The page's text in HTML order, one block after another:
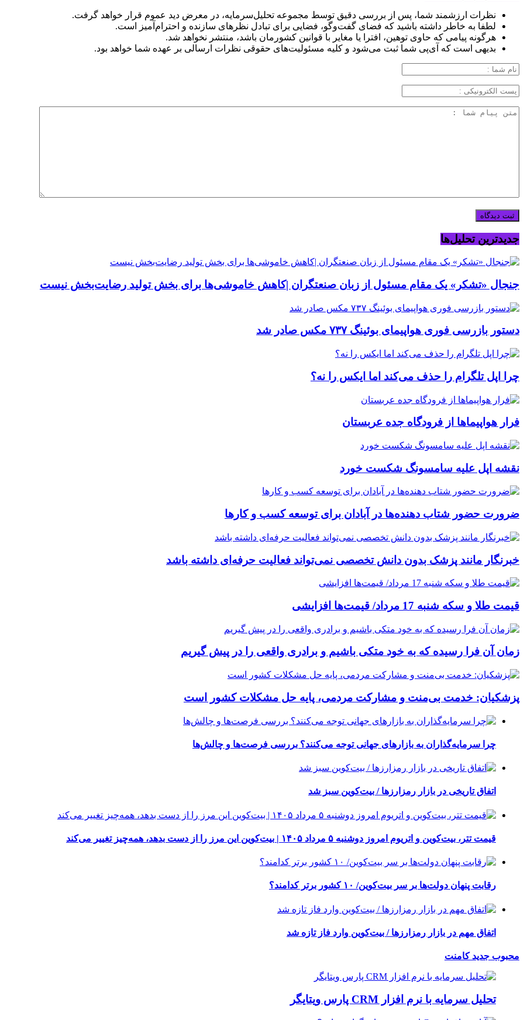
نظرات ارزشمند شما، پس از بررسی دقیق توسط مجموعه تحلیل‌سرمایه، در معرض دید عموم قرار خواهد گرفت.
لطفا به خاطر داشته باشید که فضای گفت‌وگو، فضایی برای تبادل نظرهای سازنده و احترام‌آمیز است.
هرگونه پیامی که حاوی توهین، افترا یا مغایر با قوانین کشورمان باشد، منتشر نخواهد شد.
بدیهی است که آی‌پی شما ثبت می‌شود و کلیه مسئولیت‌های حقوقی نظرات ارسالی بر عهده شما خواهد بود.
جدیدترین تحلیل‌ها
جنجال «تشکر» یک مقام مسئول از زبان صنعتگران |کاهش خاموشی‌ها برای بخش تولید رضایت‌بخش نیست
دستور بازرسی فوری هواپیمای بوئینگ ۷۳۷ مکس صادر شد
چرا اپل تلگرام را حذف می‌کند اما ایکس را نه؟
فرار هواپیماها از فرودگاه جده عربستان
نقشه اپل علیه سامسونگ شکست خورد
ضرورت حضور شتاب ‌دهنده‌ها در آبادان برای توسعه کسب‌ و کارها
خبرنگار مانند پزشک بدون دانش تخصصی نمی‌تواند فعالیت حرفه‌ای داشته باشد
قیمت طلا و سکه شنبه 17 مرداد/ قیمت‌ها افزایشی
زمان آن فرا رسیده که به خود متکی باشیم و برادری واقعی را در پیش گیریم
پزشکیان: خدمت بی‌منت و مشارکت مردمی، پایه حل مشکلات کشور است
چرا سرمایه‌گذاران به بازارهای جهانی توجه می‌کنند؟ بررسی فرصت‌ها و چالش‌ها
اتفاق تاریخی در بازار رمزارزها / بیت‌کوین سبز شد
قیمت تتر، بیت‌کوین و اتریوم امروز دوشنبه ۵ مرداد ۱۴۰۵ | بیت‌کوین این مرز را از دست بدهد، همه‌چیز تغییر می‌کند
رقابت پنهان دولت‌ها بر سر بیت‌کوین/ ۱۰ کشور برتر کدامند؟
اتفاق مهم در بازار رمزارزها / بیت‌کوین وارد فاز تازه شد
محبوب جدیدکامنت
تحلیل سرمایه با نرم افزار CRM پارس ویتایگر